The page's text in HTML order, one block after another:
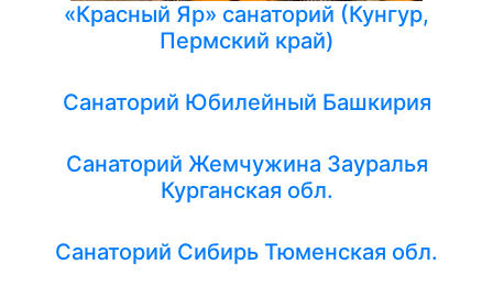
«Красный Яр» санаторий (Кунгур,
Пермский край)
Санаторий Юбилейный Башкирия
Санаторий Жемчужина Зауралья
Курганская обл.
Санаторий Сибирь Тюменская обл.